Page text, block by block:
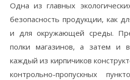
Одна из главных
безопасность продукции, как
и для окружающей среды.
полки магазинов, а затем и
каждый из кирпичиков
контрольно-пропускных